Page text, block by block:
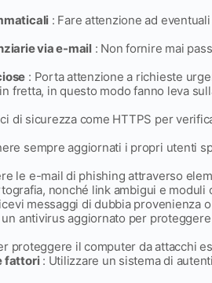
: Fare attenzione ad
via e-mail: Non fornire mai
: Porta attenzione a richieste
fretta, in questo modo fanno leva
di sicurezza come HTTPS per
sempre aggiornati i propri utenti
le e-mail di phishing attraverso
nonché link ambigui e moduli
messaggi di dubbia provenienza
antivirus aggiornato per
proteggere il computer da attacchi
fattori: Utilizzare un sistema di